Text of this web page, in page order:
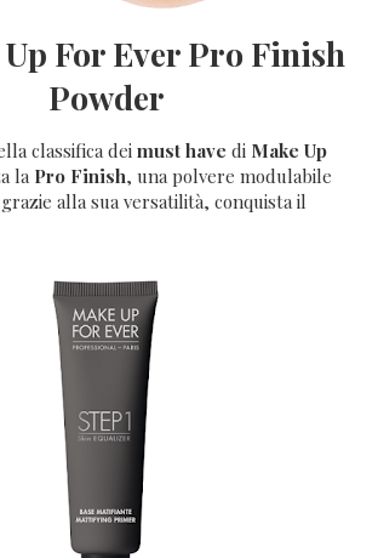
Up For Ever Pro Finish
Powder
classifica dei must have di Make Up
la Pro Finish, una polvere modulabile
alla sua versatilità, conquista il